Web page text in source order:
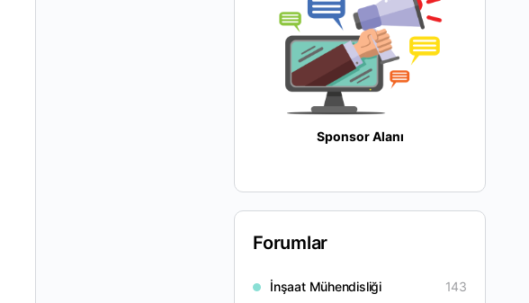
Sponsor Alanı
Forumlar
İnşaat Mühendisliği
143